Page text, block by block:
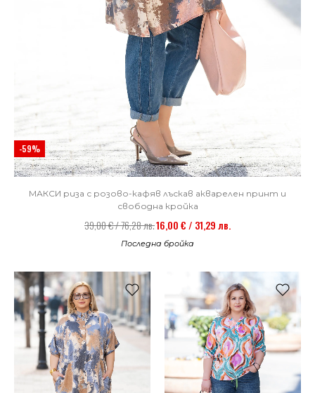
-59%
МАКСИ риза с розово-кафяв лъскав акварелен принт и
свободна кройка
39,00 € / 76,28 лв.16,00 € / 31,29 лв.
Последна бройка